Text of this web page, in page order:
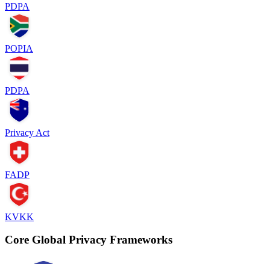
PDPA
POPIA
PDPA
Privacy Act
FADP
KVKK
Core Global Privacy Frameworks